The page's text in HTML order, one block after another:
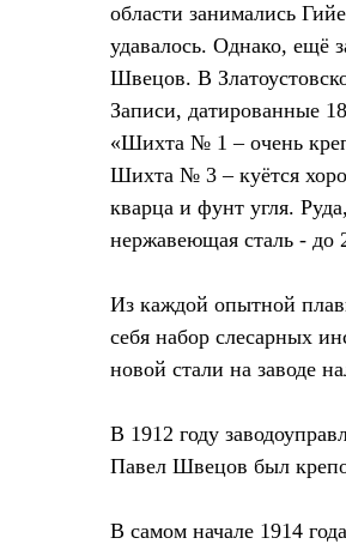
области занимались
удавалось. Однако, ещё
Швецов. В
Записи, датированные
«Шихта № 1 – очень
Шихта № 3 – куётся
кварца и фунт угля.
нержавеющая сталь - до
Из каждой опытной
себя набор слесарных
новой стали на заводе
В 1912 году
Павел Швецов был
В самом начале 1914